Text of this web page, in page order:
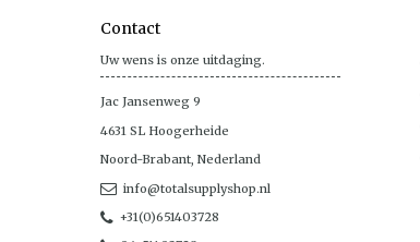
Contact
Uw wens is onze uitdaging.
Jac Jansenweg 9
4631 SL Hoogerheide
Noord-Brabant, Nederland
info@totalsupplyshop.nl
+31(0)651403728